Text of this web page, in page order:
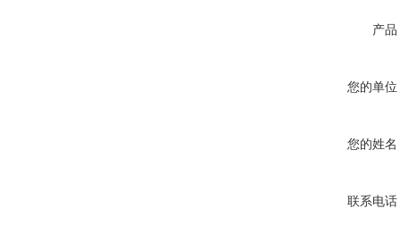
产品
您的单位
您的姓名
联系电话